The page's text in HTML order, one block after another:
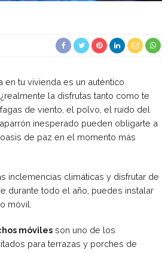
en tu vivienda es un auténtico
la disfrutas tanto como te
de viento, el polvo, el ruido del
inesperado pueden obligarte a
de paz en el momento más
inclemencias climáticas y disfrutar de
durante todo el año, puedes instalar
móvil.
móviles son uno de los
para terrazas y porches de